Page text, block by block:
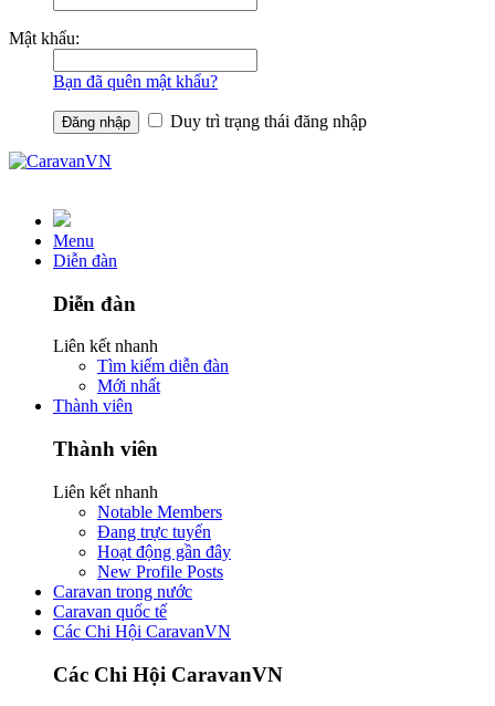
Mật khẩu:
Bạn đã quên mật khẩu?
Duy trì trạng thái đăng nhập
Menu
Diễn đàn
Diễn đàn
Liên kết nhanh
Tìm kiếm diễn đàn
Mới nhất
Thành viên
Thành viên
Liên kết nhanh
Notable Members
Đang trực tuyến
Hoạt động gần đây
New Profile Posts
Caravan trong nước
Caravan quốc tế
Các Chi Hội CaravanVN
Các Chi Hội CaravanVN